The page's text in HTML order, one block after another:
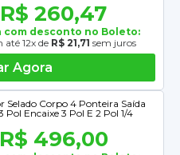
R$ 260,47
com desconto no Boleto:
até 12x de R$ 21,71 sem juros
Agora
Selado Corpo 4 Ponteira Saída
Pol Encaixe 3 Pol E 2 Pol 1/4
R$ 496,00